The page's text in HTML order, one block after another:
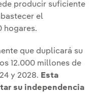
producir suficiente
el
hogares.
que duplicará su
12.000 millones de
y 2028. Esta
su independencia